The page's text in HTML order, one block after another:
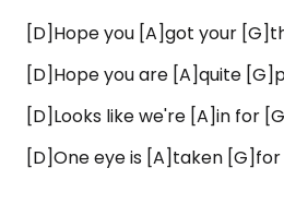
[D]Hope you [A]got your
[D]Hope you are [A]quite
[D]Looks like we're [A]in for
[D]One eye is [A]taken